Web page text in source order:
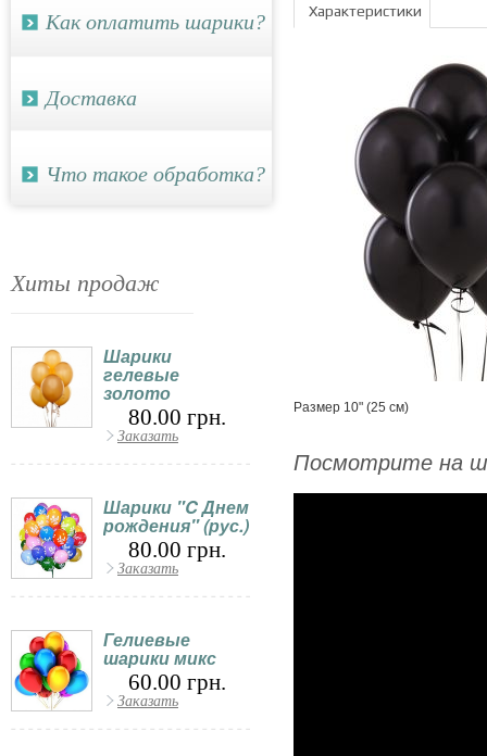
Характеристики
Размер 10" (25 см)
Посмотрите на
Как оплатить шарики?
Доставка
Что такое обработка?
Хиты продаж
Шарики
гелевые
золото
80.00 грн.
Заказать
Шарики "C Днем
рождения" (рус.)
80.00 грн.
Заказать
Гелиевые
шарики микс
60.00 грн.
Заказать